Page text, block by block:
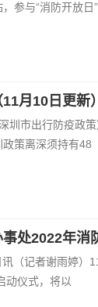
参与“消防开放日
月10日更新）
圳市出行防疫政
策离深须持有48
处2022年消
（记者谢雨婷）
动仪式，将以